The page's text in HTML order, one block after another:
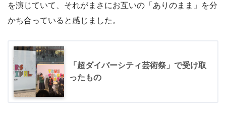
を演じていて、それがまさにお互いの「ありのまま」を分
かち合っていると感じました。
「超ダイバーシティ芸術祭」で受け取
ったもの